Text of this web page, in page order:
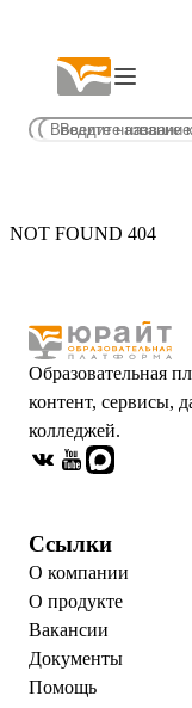
NOT FOUND 404
Образовательная
контент, сервисы,
колледжей.
Ссылки
О компании
О продукте
Вакансии
Документы
Помощь